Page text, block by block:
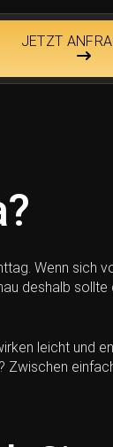
JETZT
Wenn sich
deshalb sollte
leicht und
Zwischen